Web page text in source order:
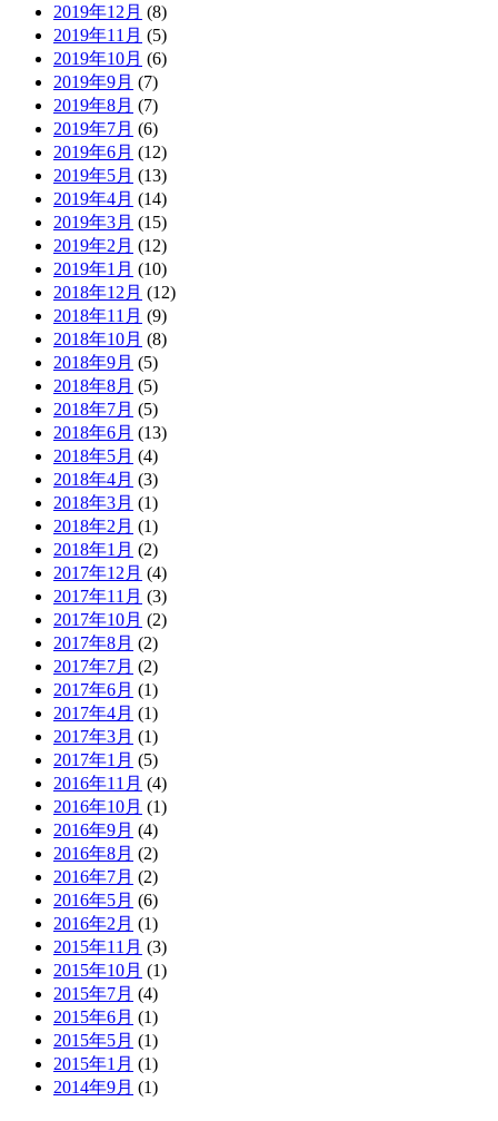
2019年12月 (8)
2019年11月 (5)
2019年10月 (6)
2019年9月 (7)
2019年8月 (7)
2019年7月 (6)
2019年6月 (12)
2019年5月 (13)
2019年4月 (14)
2019年3月 (15)
2019年2月 (12)
2019年1月 (10)
2018年12月 (12)
2018年11月 (9)
2018年10月 (8)
2018年9月 (5)
2018年8月 (5)
2018年7月 (5)
2018年6月 (13)
2018年5月 (4)
2018年4月 (3)
2018年3月 (1)
2018年2月 (1)
2018年1月 (2)
2017年12月 (4)
2017年11月 (3)
2017年10月 (2)
2017年8月 (2)
2017年7月 (2)
2017年6月 (1)
2017年4月 (1)
2017年3月 (1)
2017年1月 (5)
2016年11月 (4)
2016年10月 (1)
2016年9月 (4)
2016年8月 (2)
2016年7月 (2)
2016年5月 (6)
2016年2月 (1)
2015年11月 (3)
2015年10月 (1)
2015年7月 (4)
2015年6月 (1)
2015年5月 (1)
2015年1月 (1)
2014年9月 (1)